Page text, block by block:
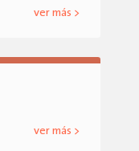
ver más >
ver más >